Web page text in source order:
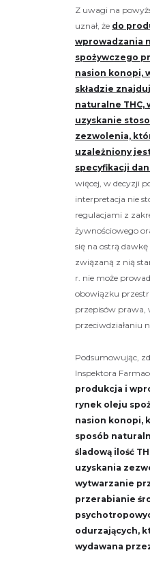
Z uwagi na
uznał, że do
wprowadzania
spożywczego
nasion konopi,
składzie
naturalne THC,
uzyskanie
zezwolenia,
uzależniony
specyfikacji
więcej, w decyzji
interpretacja nie
regulacjami z
żywnościowego
się na ostrą
związaną z nią
r. nie może
obowiązku
przepisów
przeciwdziałaniu
Podsumowując,
Inspektora
produkcja i
rynek oleju
nasion konopi,
sposób
śladową ilość
uzyskania
wytwarzanie
przerabianie
odurzających,
wydawana